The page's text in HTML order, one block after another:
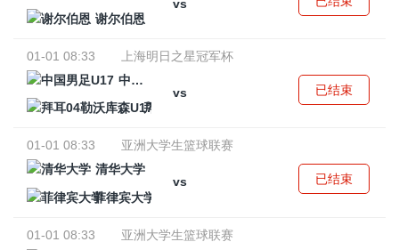
vs
谢尔伯恩
01-01 08:33
上海明日之星冠军杯
中国男足U17
vs
拜耳04勒沃库森U17
已结束
01-01 08:33
亚洲大学生篮球联赛
清华大学
vs
菲律宾大学
已结束
01-01 08:33
亚洲大学生篮球联赛